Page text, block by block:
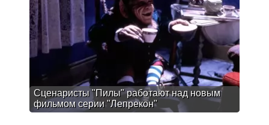
Сценаристы "Пилы" работают над новым
фильмом серии "Лепрекон"